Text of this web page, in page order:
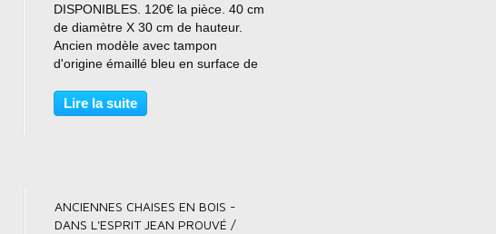
DISPONIBLES. 120€ la pièce. 40 cm
de diamètre X 30 cm de hauteur.
Ancien modèle avec tampon
d'origine émaillé bleu en surface de
extérieur et blanc intérieur. Très
propres !! Grand modèle. Abat jour
Lire la suite
ANCIENNES CHAISES EN BOIS -
DANS L'ESPRIT JEAN PROUVÉ /